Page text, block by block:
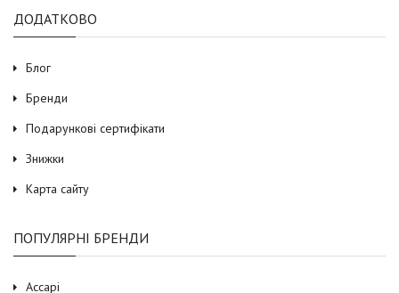
ДОДАТКОВО
Блог
Бренди
Подарункові сертифікати
Знижки
Карта сайту
ПОПУЛЯРНІ БРЕНДИ
Accapi